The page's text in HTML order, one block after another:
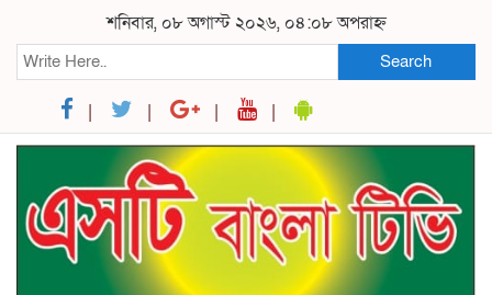
শনিবার, ০৮ অগাস্ট ২০২৬, ০৪:০৮ অপরাহ্ন
Search